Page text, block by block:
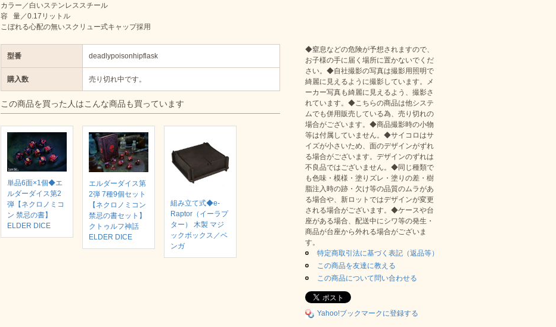
カラー／白いステンレススチール
容 量／0.17リットル
こぼれる心配の無いスクリュー式キャップ採用
型番 deadlypoisonhipflask
購入数 売り切れ中です。
この商品を買った人はこんな商品も買っています
単品6面×1個◆エ
ルダーダイス第2
弾【ネクロノミコ
ン 禁忌の書】
ELDER DICE
エルダーダイス第
2弾 7種9個セット
【ネクロノミコン
禁忌の書セット】
クトゥルフ神話
ELDER DICE
組み立て式◆e-
Raptor（イーラプ
ター） 木製 マジ
ックボックス／ベ
ンガ
◆窒息などの危険が予想されますので、
お子様の手に届く場所に置かないでくだ
さい。◆自社撮影の写真は撮影用照明で
綺麗に見えるように撮影しています。メ
ーカー写真も綺麗に見えるよう、撮影さ
れています。◆こちらの商品は他システ
ムでも併用販売している為、売り切れの
場合がございます。◆商品撮影時の小物
等は付属していません。◆サイコロはサ
イズが小さいため、面のデザインがずれ
る場合がございます。デザインのずれは
不良品ではございません。◆同じ種類で
も色味・模様・塗りズレ・塗りの差・樹
脂注入時の跡・欠け等の品質のムラがあ
る場合や、新ロットではデザインが変更
される場合がございます。◆ケースや台
座がある場合、配送中にシワ等の発生・
商品が台座から外れる場合がございま
す。
特定商取引法に基づく表記（返品等）
この商品を友達に教える
この商品について問い合わせる
Yahoo!ブックマークに登録する